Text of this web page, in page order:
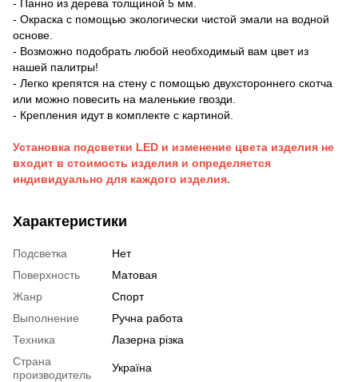
- Панно из дерева толщиной 5 мм.
- Окраска с помощью экологически чистой эмали на водной
основе.
- Возможно подобрать любой необходимый вам цвет из
нашей палитры!
- Легко крепятся на стену с помощью двухстороннего скотча
или можно повесить на маленькие гвозди.
- Крепления идут в комплекте с картиной.
Установка подсветки LED и изменение цвета изделия не
входит в стоимость изделия и определяется
индивидуально для каждого изделия.
Характеристики
Подсветка
Нет
Поверхность
Матовая
Жанр
Спорт
Выполнение
Ручна работа
Техника
Лазерна різка
Страна
производитель
Україна